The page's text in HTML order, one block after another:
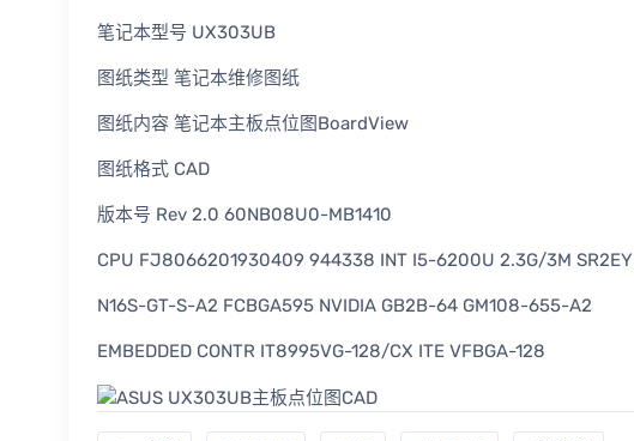
笔记本型号 UX303UB
图纸类型 笔记本维修图纸
图纸内容 笔记本主板点位图BoardView
图纸格式 CAD
版本号 Rev 2.0 60NB08U0-MB1410
CPU FJ8066201930409 944338 INT I5-6200U 2.3G/3M SR2EY
N16S-GT-S-A2 FCBGA595 NVIDIA GB2B-64 GM108-655-A2
EMBEDDED CONTR IT8995VG-128/CX ITE VFBGA-128